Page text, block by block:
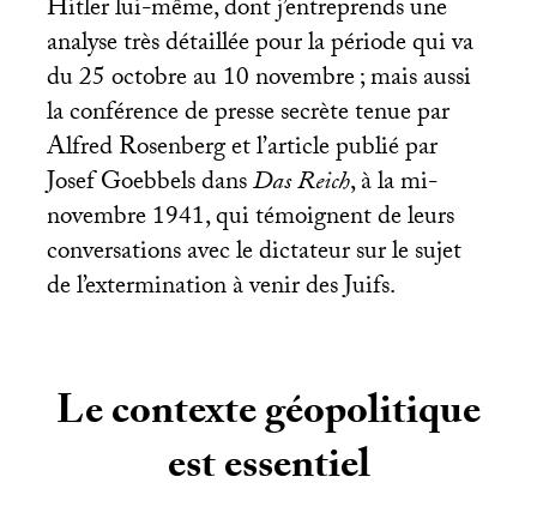
Hitler lui-même, dont j’entreprends une
analyse très détaillée pour la période qui va
du 25 octobre au 10 novembre; mais aussi
la conférence de presse secrète tenue par
Alfred Rosenberg et l’article publié par
Josef Goebbels dansDas Reich, à la mi-
novembre 1941, qui témoignent de leurs
conversations avec le dictateur sur le sujet
de l’extermination à venir des Juifs.
Le contexte géopolitique
est essentiel